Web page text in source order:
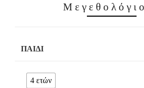
Μεγεθολόγιο
ΠΑΙΔΊ
4 ετών